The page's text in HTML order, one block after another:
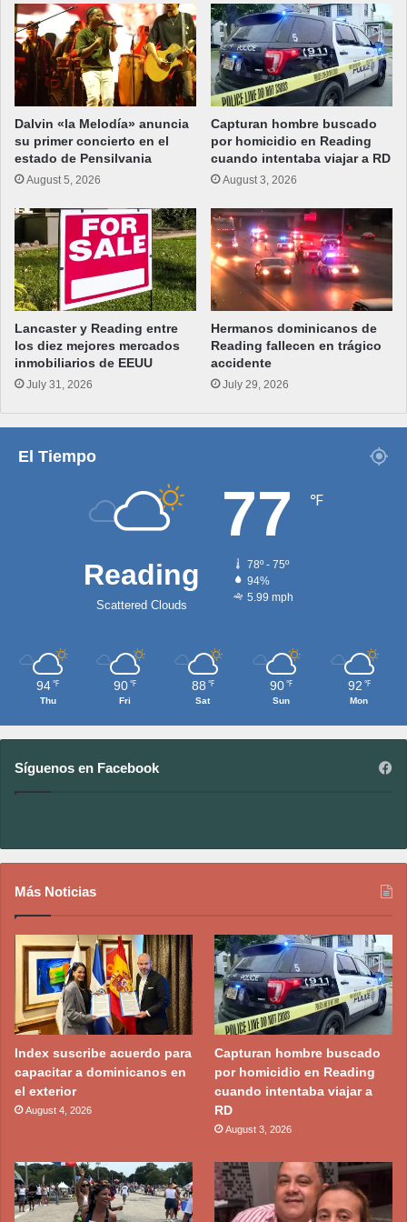
Dalvin «la Melodía» anuncia
su primer concierto en el
estado de Pensilvania
August 5, 2026
Capturan hombre buscado
por homicidio en Reading
cuando intentaba viajar a RD
August 3, 2026
Lancaster y Reading entre
los diez mejores mercados
inmobiliarios de EEUU
July 31, 2026
Hermanos dominicanos de
Reading fallecen en trágico
accidente
July 29, 2026
El Tiempo
Reading
Scattered Clouds
77 ℉
78º - 75º
94%
5.99 mph
94 ℉
Thu
90 ℉
Fri
88 ℉
Sat
90 ℉
Sun
92 ℉
Mon
Síguenos en Facebook
Más Noticias
Index suscribe acuerdo para
capacitar a dominicanos en
el exterior
August 4, 2026
Capturan hombre buscado
por homicidio en Reading
cuando intentaba viajar a
RD
August 3, 2026